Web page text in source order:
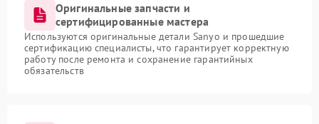
Оригинальные запчасти и
сертифицированные мастера
Используются оригинальные детали Sanyo и прошедшие
сертификацию специалисты, что гарантирует корректную
работу после ремонта и сохранение гарантийных
обязательств